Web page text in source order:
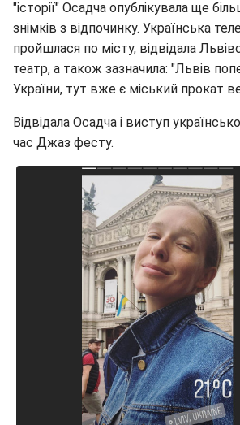
"історії" Осадча опублікувала ще
знімків з відпочинку. Українська
пройшлася по місту, відвідала
театр, а також зазначила: "Львів
України, тут вже є міський прокат
Відвідала Осадча і виступ
час Джаз фесту.